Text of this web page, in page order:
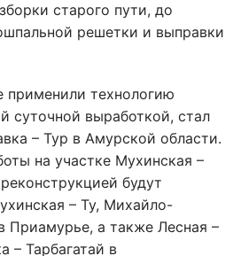
старого пути, до
решетки и выправки
применили технологию
суточной выработкой, стал
– Тур в Амурской области.
на участке Мухинская –
будут
– Ту, Михайло-
Приамурье, а также Лесная –
– Тарбагатай в